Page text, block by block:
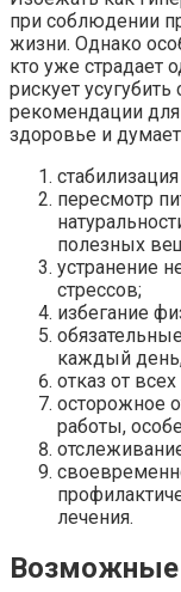
при соблюдении
жизни. Однако
кто уже страдает
рискует
рекомендации для
здоровье и
пересмотр
полезных
устранение
стрессов;
избегание
каждый
отказ от
осторожное
работы,
лечения.
Возможные